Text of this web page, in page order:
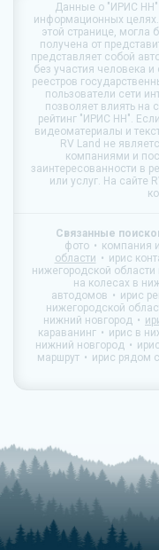
Данные о "ИРИС НН"
информационных
этой странице, могла
получена от
представляет собой
без участия человека
реестров
пользователи сети
позволяет влиять на
рейтинг "ИРИС НН".
видеоматериалы и
RV Land не
компаниями и
заинтересованности в
или услуг. На сайте
Связанные
фото
компания
области
ирис
нижегородской
на колесах в
автодомов
ирис
нижегородской
нижний новгород
караванинг
ирис в
нижний новгород
маршрут
ирис рядом